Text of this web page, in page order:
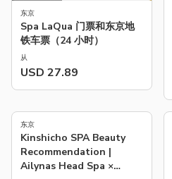
东京
Spa LaQua 门票和东京地
铁车票（24 小时）
从
USD 27.89
东京
Kinshicho SPA Beauty
Recommendation |
Ailynas Head Spa ×